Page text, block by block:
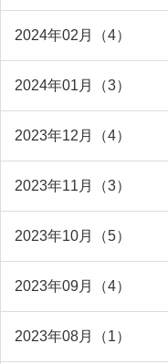
2024年02月（4）
2024年01月（3）
2023年12月（4）
2023年11月（3）
2023年10月（5）
2023年09月（4）
2023年08月（1）